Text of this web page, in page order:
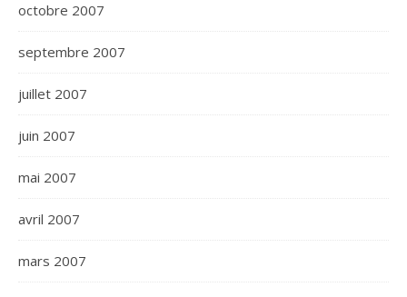
octobre 2007
septembre 2007
juillet 2007
juin 2007
mai 2007
avril 2007
mars 2007